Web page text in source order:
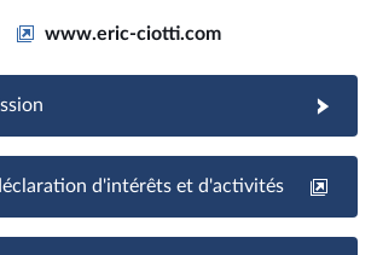
www.eric-ciotti.com
d'intérêts et d'activités